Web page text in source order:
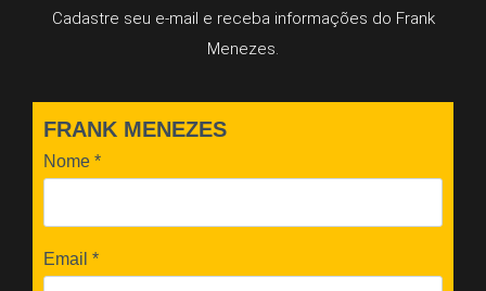
Cadastre seu e-mail e receba informações do Frank
Menezes.
FRANK MENEZES
Nome *
Email *